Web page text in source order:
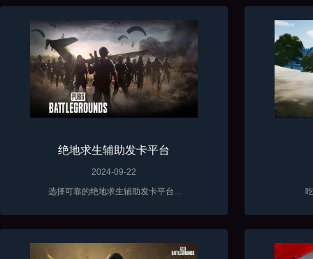
绝地求生辅助发卡平台
2024-09-22
选择可靠的绝地求生辅助发卡平台...